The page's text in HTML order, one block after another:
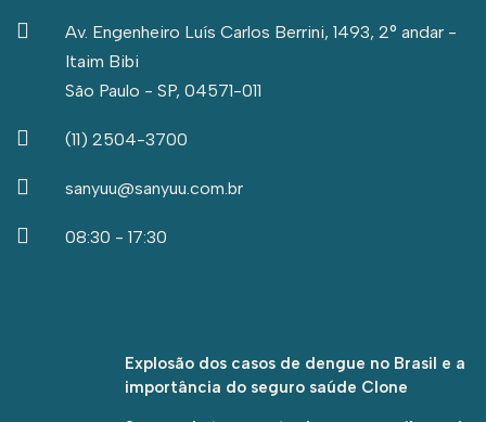
Av. Engenheiro Luís Carlos Berrini, 1493, 2° andar -
Itaim Bibi
São Paulo - SP, 04571-011
(11) 2504-3700
sanyuu@sanyuu.com.br
08:30 - 17:30
Explosão dos casos de dengue no Brasil e a
importância do seguro saúde Clone